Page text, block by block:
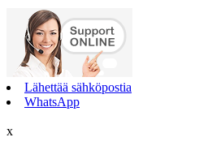
Lähettää sähköpostia
WhatsApp
x